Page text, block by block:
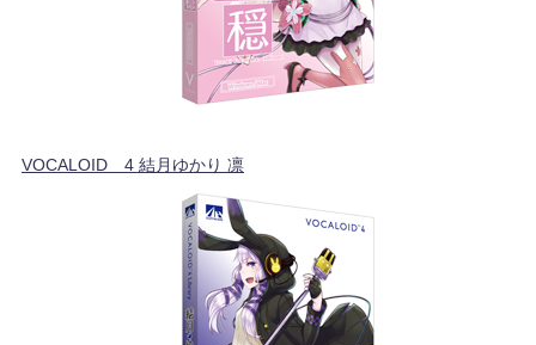
VOCALOID™4 結月ゆかり 凛